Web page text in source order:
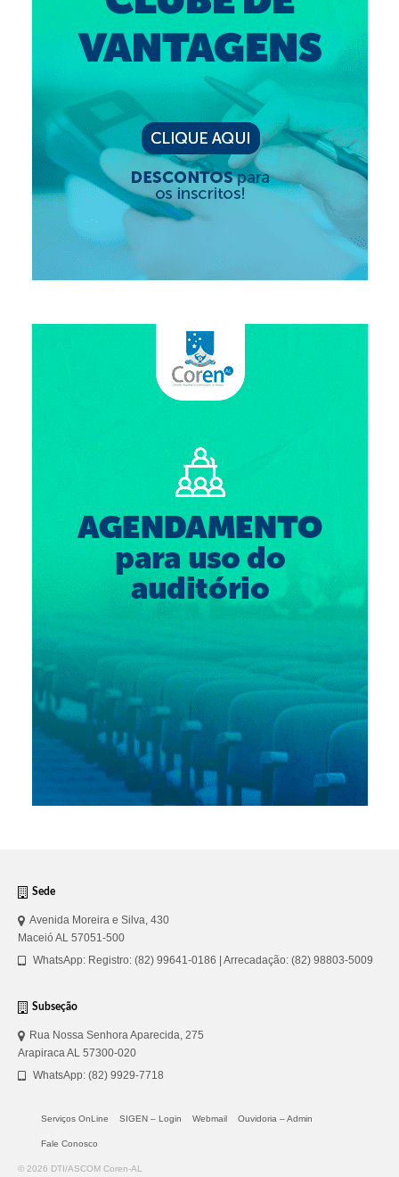
Sede
Avenida Moreira e Silva, 430
Maceió AL 57051-500
WhatsApp: Registro: (82) 99641-0186 | Arrecadação: (82) 98803-5009
Subseção
Rua Nossa Senhora Aparecida, 275
Arapiraca AL 57300-020
WhatsApp: (82) 9929-7718
Serviços OnLine SIGEN – Login Webmail Ouvidoria – Admin
Fale Conosco
© 2026 DTI/ASCOM Coren-AL